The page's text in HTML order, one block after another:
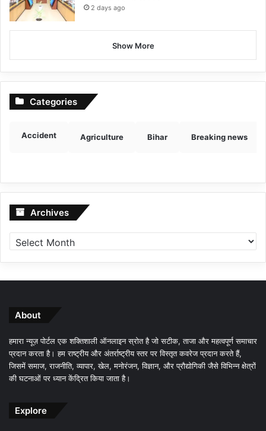
2 days ago
Show More
Categories
Accident Agriculture Bihar Breaking news
Archives Archives
About
हमारा न्यूज़ पोर्टल एक शक्तिशाली ऑनलाइन स्रोत है जो सटीक, ताजा और महत्वपूर्ण समाचार
प्रदान करता है। हम राष्ट्रीय और अंतर्राष्ट्रीय स्तर पर विस्तृत कवरेज प्रदान करते हैं,
जिसमें समाज, राजनीति, व्यापार, खेल, मनोरंजन, विज्ञान, और प्रौद्योगिकी जैसे विभिन्न क्षेत्रों
की घटनाओं पर ध्यान केंद्रित किया जाता है।
Explore